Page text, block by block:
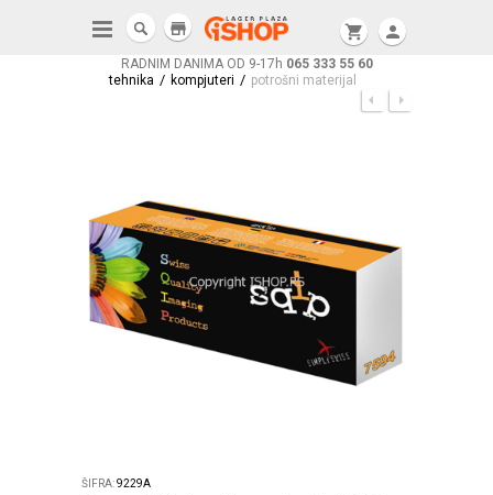
RADNIM DANIMA OD 9-17h 065 333 55 60
shopping_cart person
store
tehnika / kompjuteri / potrošni materijal
ŠIFRA:9229A